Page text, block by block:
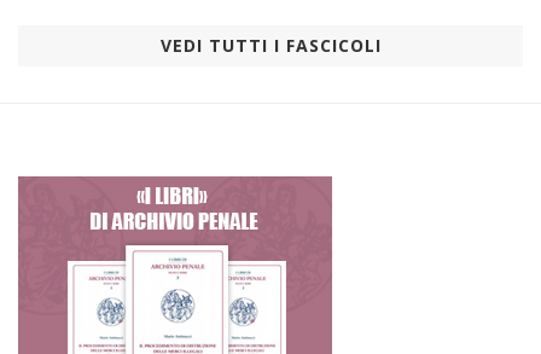
VEDI TUTTI I FASCICOLI